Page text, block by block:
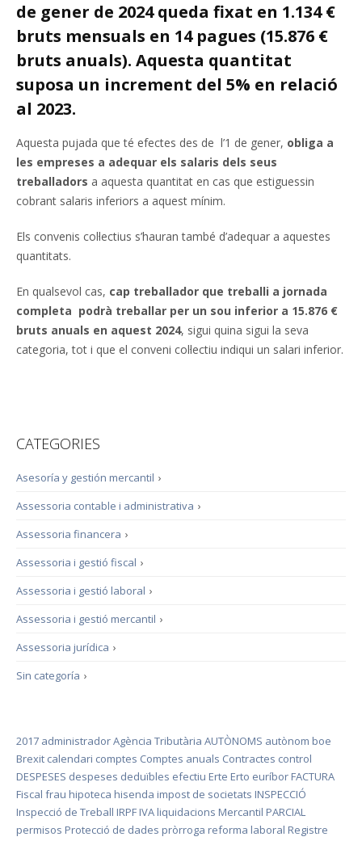
de gener de 2024 queda fixat en 1.134 €
bruts mensuals en 14 pagues (15.876 €
bruts anuals). Aquesta quantitat
suposa un increment del 5% en relació
al 2023.
Aquesta pujada que té efectes des de l’1 de gener, obliga a
les empreses a adequar els salaris dels seus
treballadors a aquesta quantitat en cas que estiguessin
cobrant salaris inferiors a aquest mínim.
Els convenis col·lectius s’hauran també d’adequar a aquestes
quantitats.
En qualsevol cas, cap treballador que treballi a jornada
completa podrà treballar per un sou inferior a 15.876 €
bruts anuals en aquest 2024, sigui quina sigui la seva
categoria, tot i que el conveni col·lectiu indiqui un salari inferior.
CATEGORIES
›
Asesoría y gestión mercantil
›
Assessoria contable i administrativa
›
Assessoria financera
›
Assessoria i gestió fiscal
›
Assessoria i gestió laboral
›
Assessoria i gestió mercantil
›
Assessoria jurídica
›
Sin categoría
2017 administradorAgència Tributària AUTÒNOMS autònom boe
Brexit calendari comptes Comptes anuals Contractes control
DESPESES despeses deduïbles efectiu Erte Erto euríbor FACTURA
Fiscal frau hipoteca hisenda impost de societats INSPECCIÓ
Inspecció de Treball IRPF IVA liquidacions Mercantil PARCIAL
permisos Protecció de dades pròrroga reforma laboral Registre